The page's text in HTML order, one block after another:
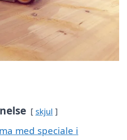
skjul
med speciale i